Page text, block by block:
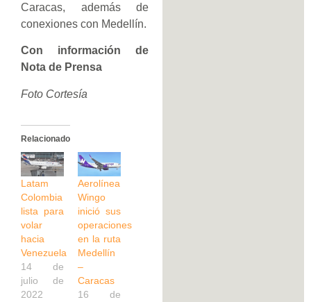
Caracas, además de
conexiones con Medellín.
Con información de
Nota de Prensa
Foto Cortesía
Relacionado
Latam
Colombia
lista para
volar
hacia
Venezuela
14 de
julio de
2022
Aerolínea
Wingo
inició sus
operaciones
en la ruta
Medellín
–
Caracas
16 de